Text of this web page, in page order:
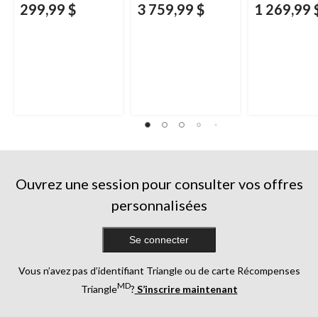
299,99 $ 3 759,99 $ 1 269,99
Ouvrez une session pour consulter vos offres
personnalisées
Se connecter
Vous n’avez pas d’identifiant Triangle ou de carte Récompenses
TriangleMD? S’inscrire maintenant